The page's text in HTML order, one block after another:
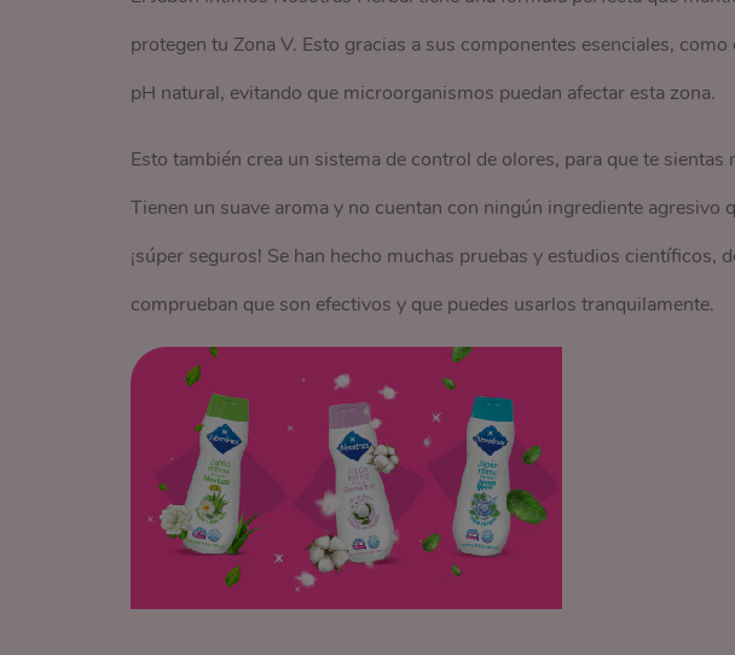
protegen tu Zona V. Esto gracias a sus componentes esenciales,
pH natural, evitando que microorganismos puedan afectar esta zona.
Esto también crea un sistema de control de olores, para que te sientas
Tienen un suave aroma y no cuentan con ningún ingrediente agresivo
¡súper seguros! Se han hecho muchas pruebas y estudios científicos,
comprueban que son efectivos y que puedes usarlos tranquilamente.